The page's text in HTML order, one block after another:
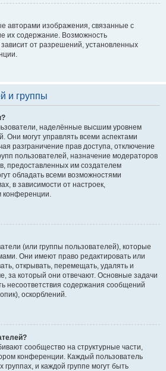
авторами изображения, связанные с
их содержание. Возможность
от разрешений, установленных
и группы
наделённые высшим уровнем
Они могут управлять всеми аспектами
разграничение прав доступа, отключение
пользователей, назначение модераторов
предоставленных им создателем
обладать всеми возможностями
в зависимости от настроек,
конференции.
(или группы пользователей), которые
Они имеют право редактировать или
открывать, перемещать, удалять и
за который они отвечают. Основные задачи
несоответствия содержания сообщений
оскорблений.
сообщество на структурные части,
конференции. Каждый пользователь
группах, и каждой группе могут быть